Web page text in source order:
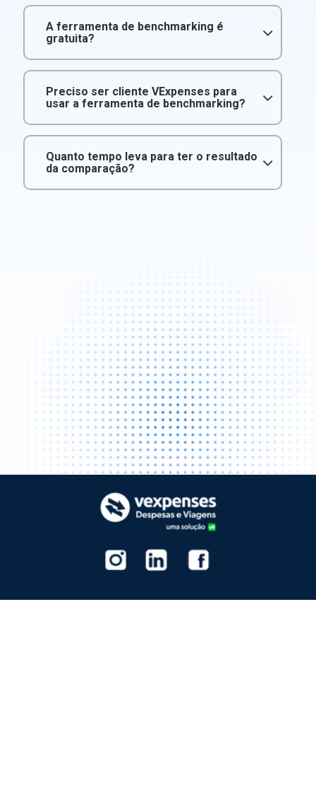
A ferramenta de benchmarking é
gratuita?
Preciso ser cliente VExpenses para
usar a ferramenta de benchmarking?
Quanto tempo leva para ter o resultado
da comparação?